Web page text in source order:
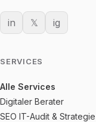
in 𝕏 ig
SERVICES
Alle Services
Digitaler Berater
SEO IT-Audit & Strategie